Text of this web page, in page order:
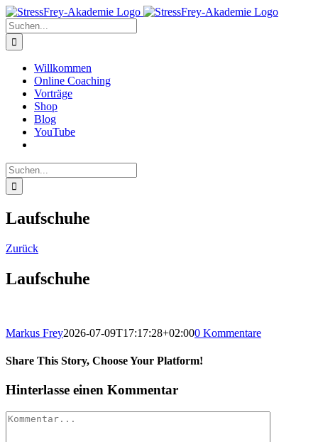
Zum
Inhalt
springen
Suche
nach:
Willkommen
Online Coaching
Vorträge
Shop
Blog
YouTube
Suche
nach:
Laufschuhe
Zurück
Laufschuhe
Markus Frey2026-07-09T17:17:28+02:000 Kommentare
Share This Story, Choose Your Platform!
Hinterlasse einen Kommentar
Kommentar